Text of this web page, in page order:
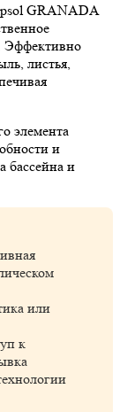
GRANADA
Эффективно
листья,
элемента
и
бассейна и
или
к